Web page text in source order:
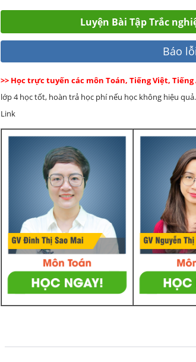
Luyện Bài Tập Trắc
Báo
>> Học trực tuyến các môn Toán, Tiếng Việt,
lớp 4 học tốt, hoàn trả học phí nếu học không hiệu
Link